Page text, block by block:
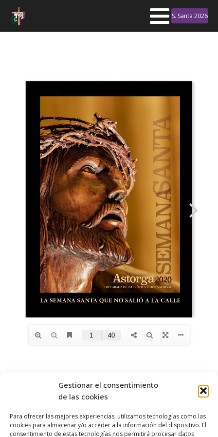
Gestionar el consentimiento
de las cookies
Para ofrecer las mejores experiencias, utilizamos tecnologías como las
cookies para almacenar y/o acceder a la información del dispositivo. El
consentimiento de estas tecnologías nos permitirá procesar datos
S. Santa 2026
OBISPADO DE
ASTORGA